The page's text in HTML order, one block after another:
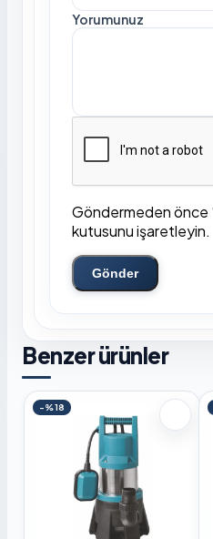
Yorumunuz
Göndermeden önce
kutusunu işaretleyin.
Gönder
Benzer ürünler
-%18